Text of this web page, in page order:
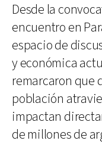
Desde la
encuentro en
espacio de
y económica
remarcaron que
población
impactan
de millones de